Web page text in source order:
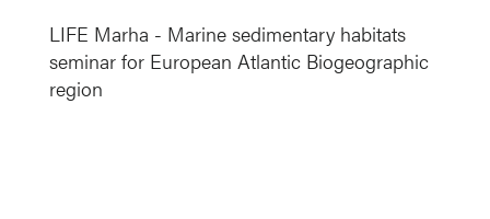
LIFE Marha - Marine sedimentary habitats
seminar for European Atlantic Biogeographic
region